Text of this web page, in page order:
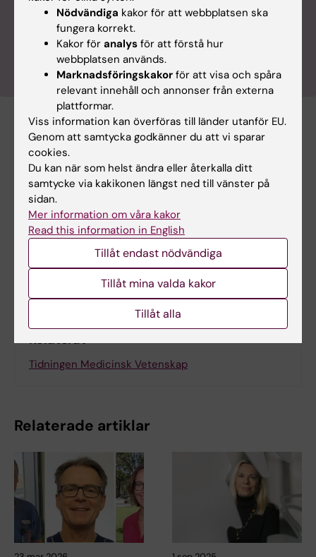
spännande forskning som sker vid Karolinska
Institutet. Nytt brev i din mejlbox ungefär varannan
vecka.
Tags
Palliativ vård
Uppdaterad av:
Cecilia Odlind
2025-03-19
Dela
Relaterat
Tidningen Medicinsk Vetenskap
Relaterade artiklar
Nödvändiga kakor för att webbplatsen ska
fungera korrekt.
Kakor för analys för att förstå hur
webbplatsen används.
Marknadsföringskakor för att visa och spåra
relevant innehåll och annonser från externa
plattformar.
Viss information kan överföras till länder utanför EU.
Genom att samtycka godkänner du att vi sparar
cookies.
Du kan när som helst ändra eller återkalla ditt
samtycke via kakikonen längst ned till vänster på
sidan.
Mer information om våra kakor
Read this information in English
Tillåt endast nödvändiga
Tillåt mina valda kakor
Tillåt alla